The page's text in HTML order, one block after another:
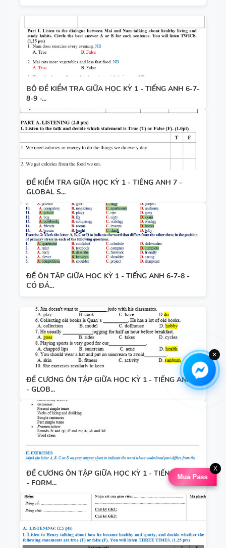
BỘ ĐỀ KIỂM TRA GIỮA HỌC KỲ 1 - TIẾNG ANH 6-7-
8-9 -...
ĐỀ KIỂM TRA GIỮA HỌC KỲ 1 - TIÊNG ANH 7 -
GLOBAL S...
ĐỀ ÔN TẬP GIỮA HỌC KỲ 1 - TIẾNG ANH 6-7-8 -
CÓ ĐÁ...
ĐỀ CƯƠNG ÔN TẬP GIỮA HỌC KỲ 1 - TIẾNG ANH 7
- GLOB...
ĐỀ CƯƠNG ÔN TẬP GIỮA HỌC KỲ 1 - TIẾNG ANH 7
- FORM...
Mua Pass
X
✕